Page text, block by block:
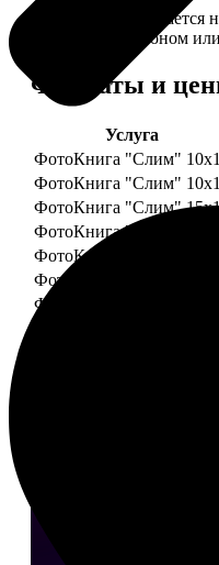
— Книга раскрывается
укреплены картоном
Форматы и
Услуга
ФотоКнига "Слим"
ФотоКнига "Слим"
ФотоКнига "Слим"
ФотоКнига "Слим"
ФотоКнига "Слим"
ФотоКнига "Слим"
ФотоКнига "Слим"